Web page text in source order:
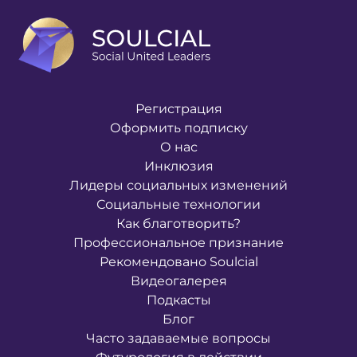
Регистрация
Оформить подписку
О нас
Инклюзия
Лидеры социальных изменений
Социальные технологии
Как благотворить?
Профессиональное признание
Рекомендовано Soulcial
Видеогалерея
Подкасты
Блог
Часто задаваемые вопросы